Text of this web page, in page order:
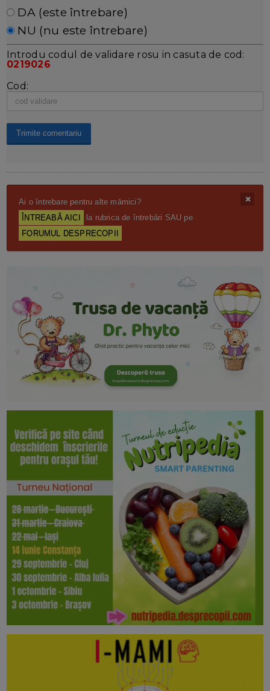
DA (este întrebare)
NU (nu este întrebare)
Introdu codul de validare rosu in casuta de cod:
0219026
Cod:
Ai o întrebare pentru alte mămici?
ÎNTREABĂ AICI
la rubrica de întrebări SAU pe
FORUMUL DESPRECOPII